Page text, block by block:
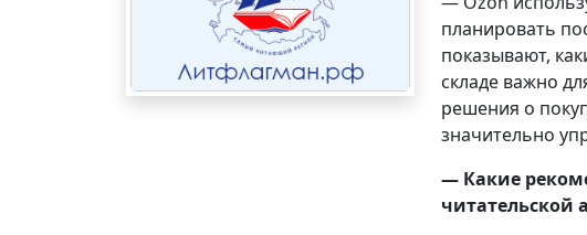
планировать
показывают,
складе важно
решения о
значительно
— Какие
читательской